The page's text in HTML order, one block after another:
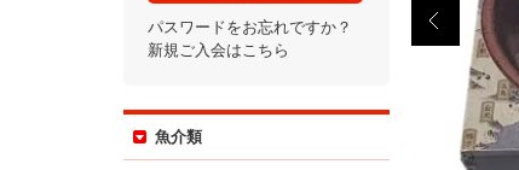
パスワードをお忘れですか？
新規ご入会はこちら
魚介類